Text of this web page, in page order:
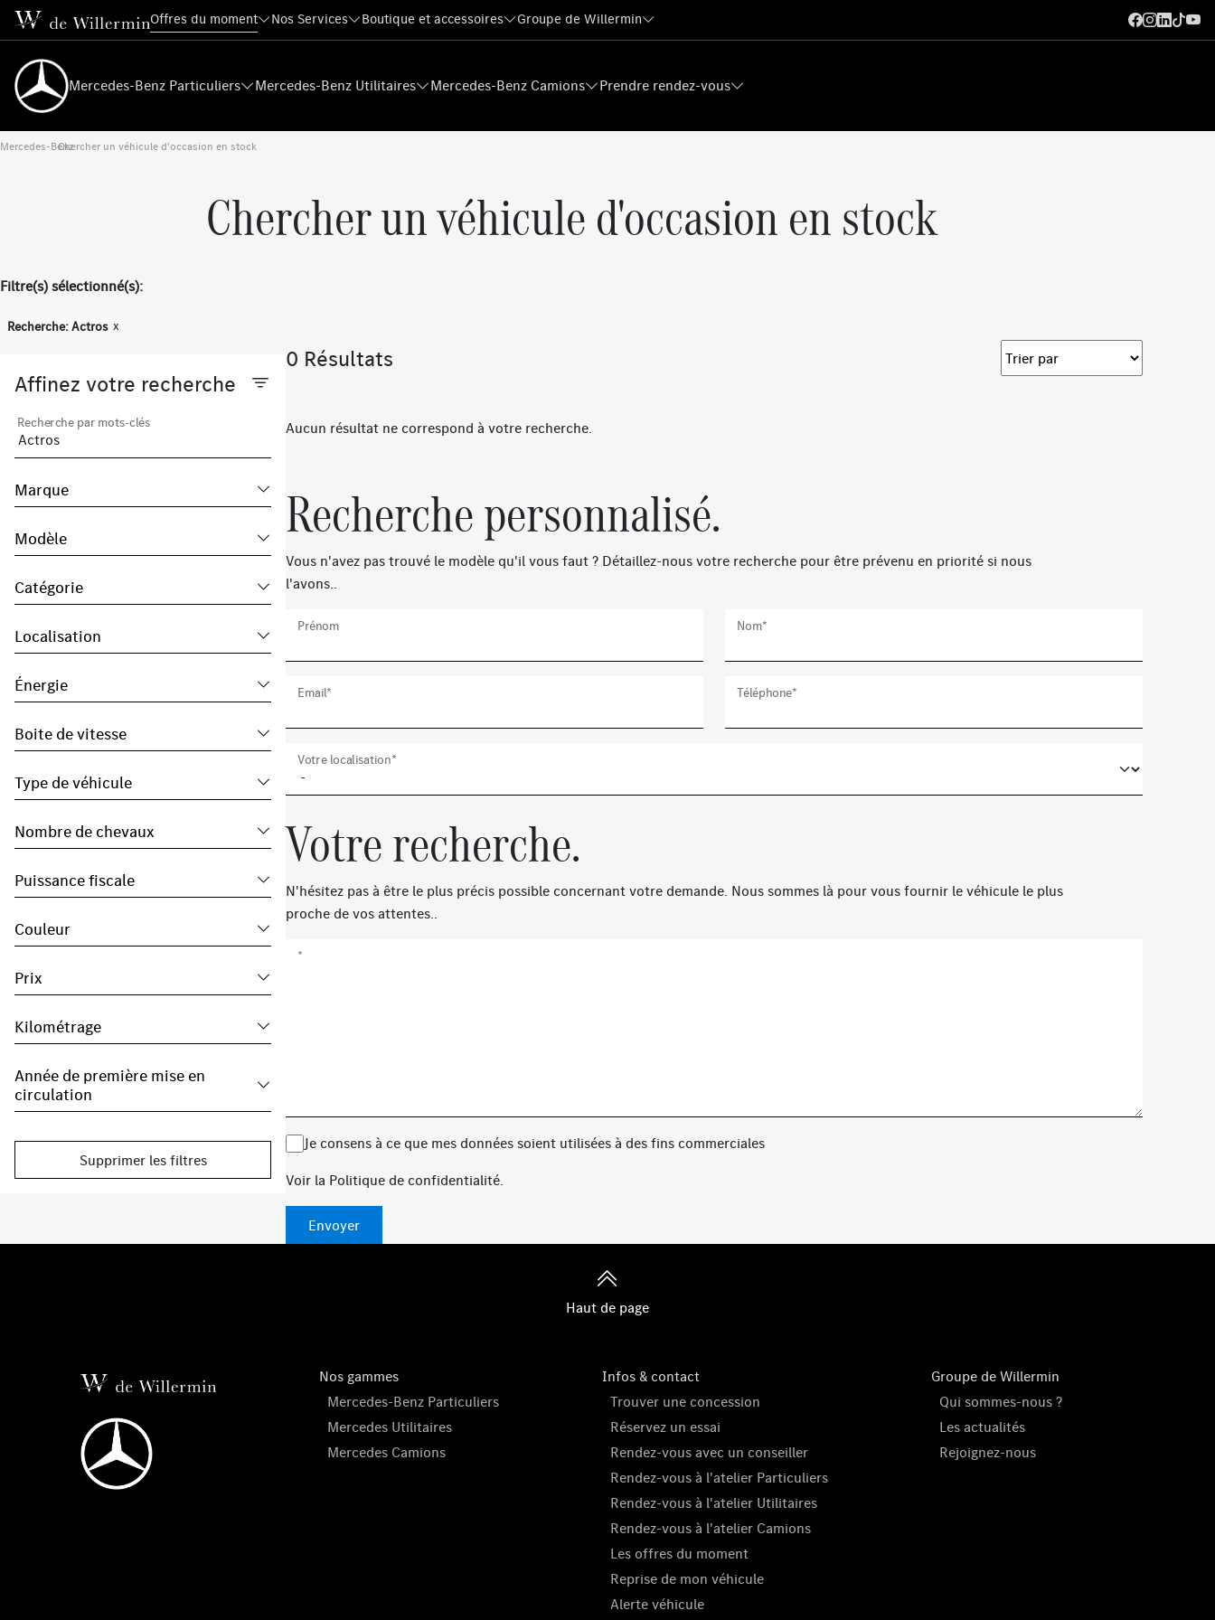
Offres du moment Nos Services Boutique et accessoires Groupe de Willermin
Mercedes-Benz Particuliers Mercedes-Benz Utilitaires Mercedes-Benz Camions Prendre rendez-vous
Mercedes-Benz
›
Chercher un véhicule d'occasion en stock
Chercher un véhicule d'occasion en stock
Filtre(s) sélectionné(s):
Recherche: Actros x
Affinez votre recherche
Recherche par mots-clés
Marque
Modèle
Catégorie
Localisation
Énergie
Boite de vitesse
Type de véhicule
Nombre de chevaux
Puissance fiscale
Couleur
Prix
Kilométrage
Année de première mise en
circulation
Supprimer les filtres
0 Résultats
Aucun résultat ne correspond à votre recherche.
Recherche personnalisé.
Vous n'avez pas trouvé le modèle qu'il vous faut ? Détaillez-nous votre recherche pour être prévenu en priorité si nous
l'avons..
Prénom Nom*
Email* Téléphone*
Votre localisation*
Votre recherche.
N'hésitez pas à être le plus précis possible concernant votre demande. Nous sommes là pour vous fournir le véhicule le plus
proche de vos attentes..
*
Je consens à ce que mes données soient utilisées à des fins commerciales
Voir la Politique de confidentialité.
Envoyer
Haut de page
Nos gammes
Mercedes-Benz Particuliers
Mercedes Utilitaires
Mercedes Camions
Infos & contact
Trouver une concession
Réservez un essai
Rendez-vous avec un conseiller
Rendez-vous à l'atelier Particuliers
Rendez-vous à l'atelier Utilitaires
Rendez-vous à l'atelier Camions
Les offres du moment
Reprise de mon véhicule
Alerte véhicule
Groupe de Willermin
Qui sommes-nous ?
Les actualités
Rejoignez-nous